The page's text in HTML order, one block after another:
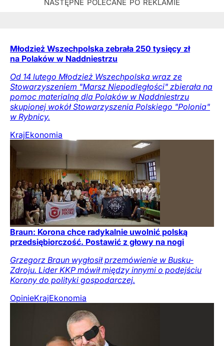
Młodzież Wszechpolska zebrała 250 tysięcy zł
na Polaków w Naddniestrzu
Od 14 lutego Młodzież Wszechpolska wraz ze
Stowarzyszeniem "Marsz Niepodległości" zbierała na
pomoc materialną dla Polaków w Naddniestrzu
skupionej wokół Stowarzyszenia Polskiego "Polonia"
w Rybnicy.
KrajEkonomia
Braun: Korona chce radykalnie uwolnić polską
przedsiębiorczość. Postawić z głowy na nogi
Grzegorz Braun wygłosił przemówienie w Busku-
Zdroju. Lider KKP mówił między innymi o podejściu
Korony do polityki gospodarczej.
OpinieKrajEkonomia